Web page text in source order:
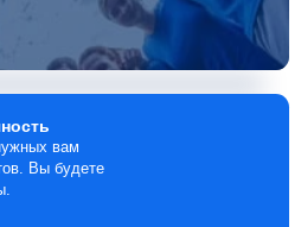
вам
Вы будете